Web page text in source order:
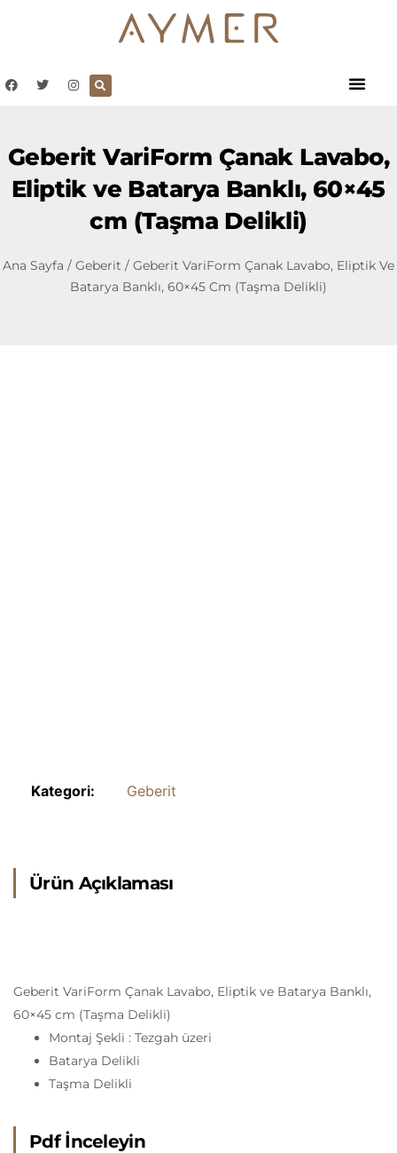
Geberit VariForm Çanak Lavabo,
Eliptik ve Batarya Banklı, 60×45
cm (Taşma Delikli)
Ana Sayfa / Geberit / Geberit VariForm Çanak Lavabo, Eliptik Ve
Batarya Banklı, 60×45 Cm (Taşma Delikli)
Kategori: Geberit
Ürün Açıklaması
Geberit VariForm Çanak Lavabo, Eliptik ve Batarya Banklı,
60×45 cm (Taşma Delikli)
Montaj Şekli : Tezgah üzeri
Batarya Delikli
Taşma Delikli
Pdf İnceleyin